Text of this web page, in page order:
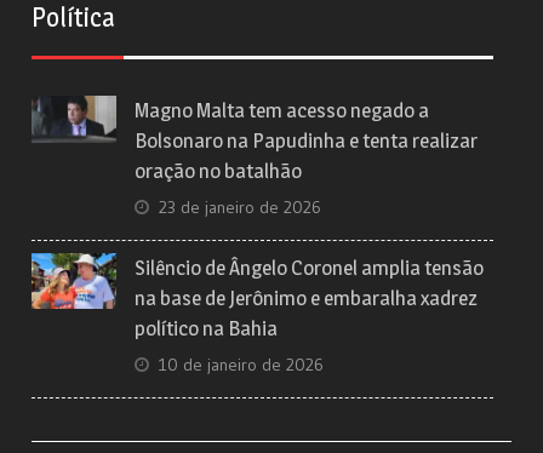
Política
Magno Malta tem acesso negado a
Bolsonaro na Papudinha e tenta realizar
oração no batalhão
23 de janeiro de 2026
Silêncio de Ângelo Coronel amplia tensão
na base de Jerônimo e embaralha xadrez
político na Bahia
10 de janeiro de 2026